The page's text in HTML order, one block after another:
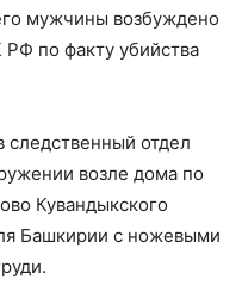
мужчины возбуждено
РФ по факту убийства
следственный отдел
возле дома по
Кувандыкского
Башкирии с ножевыми